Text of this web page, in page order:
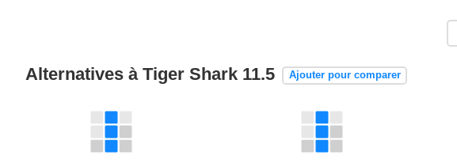
Alternatives à Tiger Shark 11.5 Ajouter pour comparer